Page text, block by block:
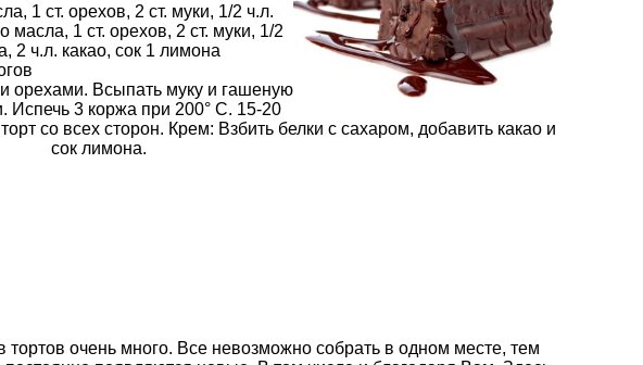
1 ст. орехов, 2 ст. муки, 1/2 ч.л.
масла, 1 ст. орехов, 2 ст. муки, 1/2
2 ч.л. какао, сок 1 лимона
орехами. Всыпать муку и гашеную
Испечь 3 коржа при 200° С. 15-20
со всех сторон. Крем: Взбить белки с сахаром, добавить какао и
сок лимона.
тортов очень много. Все невозможно собрать в одном месте, тем